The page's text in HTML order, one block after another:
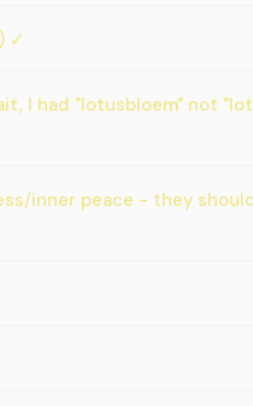
✓
I had "lotusbloem" not
inner peace - they